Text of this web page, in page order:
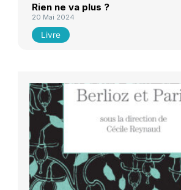
Rien ne va plus ?
20 Mai 2024
Livre